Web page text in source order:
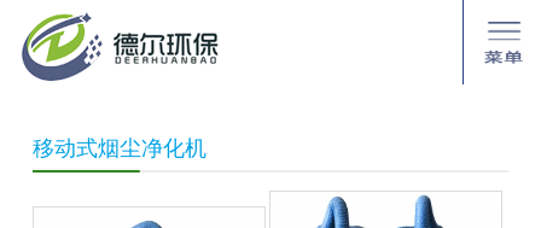
移动式烟尘净化机